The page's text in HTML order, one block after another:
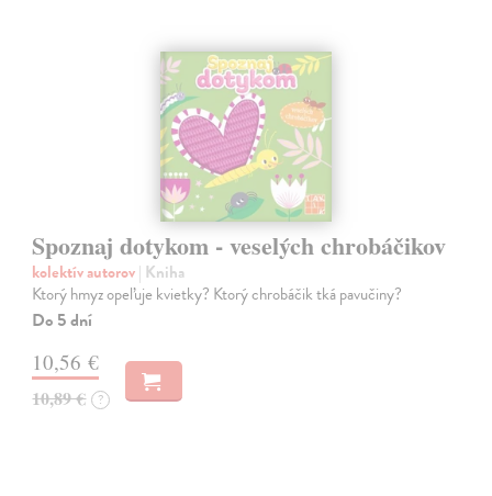
Spoznaj dotykom - veselých chrobáčikov
kolektív autorov| Kniha
Ktorý hmyz opeľuje kvietky? Ktorý chrobáčik tká pavučiny?
Do 5 dní
10,56 €
10,89 € ?